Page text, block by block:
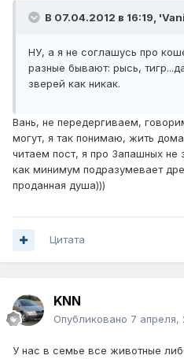
В 07.04.2012 в 16:19,
НУ, а я не соглашусь про
разные бывают: рысь,
зверей как никак.
Вань, не передергиваем,
могут, я так понимаю, жить
читаем пост, я про Запашных
как минимум подразумевает
проданная душа)))
Цитата
KNN
Опубликовано 7 апреля,
У нас в семье все животные